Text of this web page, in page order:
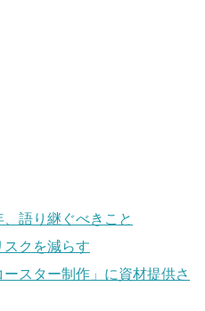
語り継ぐべきこと
クを減らす
スター制作」に資材提供さ